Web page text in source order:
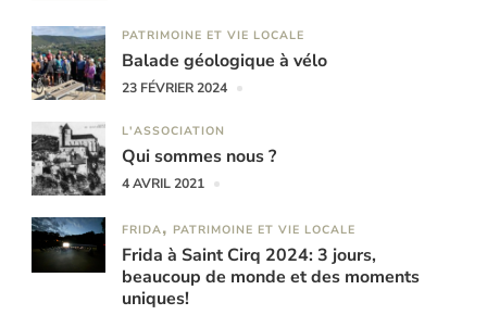
PATRIMOINE ET VIE LOCALE
Balade géologique à vélo
23 FÉVRIER 2024
L'ASSOCIATION
Qui sommes nous ?
4 AVRIL 2021
FRIDA PATRIMOINE ET VIE LOCALE
Frida à Saint Cirq 2024: 3 jours,
beaucoup de monde et des moments
uniques!